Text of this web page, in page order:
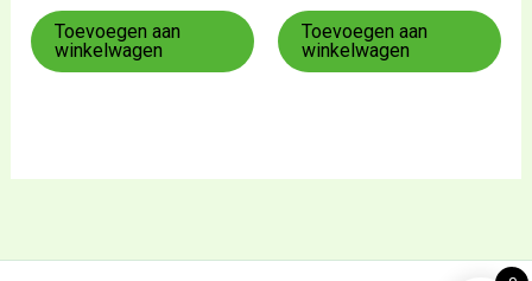
uit
5
Toevoegen aan
winkelwagen
uit
5
Toevoegen aan
winkelwagen